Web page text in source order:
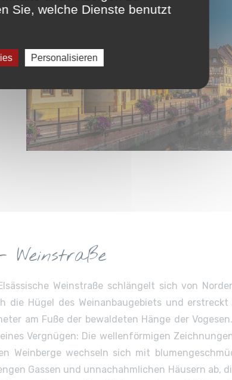
Weinstraße
Weinstraße schlängelt sich von
die Hügel des Weinanbaugebiets und erstreckt
am Fuße der bewaldeten Hänge der
Vergnügen: Die wellenförmigen
Weinberge wechseln sich mit
Gassen und unnachahmlichen Häusern ab,
Sie, welche Dienste benutzt
Personalisieren